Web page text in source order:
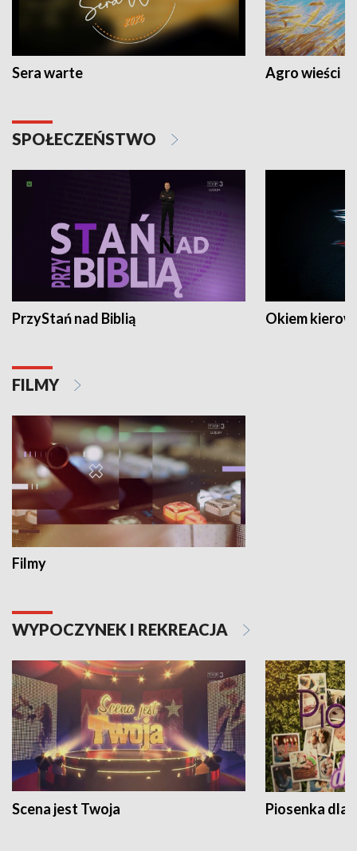
Sera warte Agro wieści
SPOŁECZEŃSTWO
PrzyStań nad Biblią Okiem
FILMY
Filmy
WYPOCZYNEK I REKREACJA
Scena jest Twoja Piosenka dla